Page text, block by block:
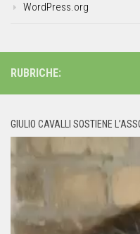
WordPress.org
RUBRICHE:
GIULIO CAVALLI SOSTIENE